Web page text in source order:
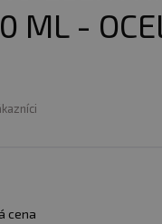
ML -
cena